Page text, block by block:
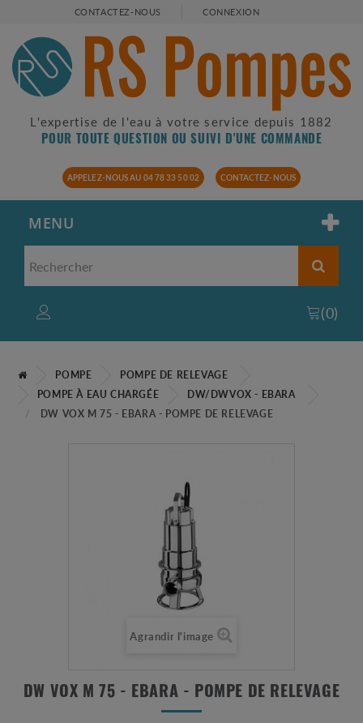
CONTACTEZ-NOUS CONNEXION
L'expertise de l'eau à votre service depuis 1882
POUR TOUTE QUESTION OU SUIVI D'UNE COMMANDE
APPELEZ-NOUS AU 04 78 33 50 02 CONTACTEZ-NOUS
MENU
(0)
POMPE
POMPE DE RELEVAGE
POMPE À EAU CHARGÉE
DW/DWVOX - EBARA
DW VOX M 75 - EBARA - POMPE DE RELEVAGE
Agrandir l'image
DW VOX M 75 - EBARA - POMPE DE RELEVAGE